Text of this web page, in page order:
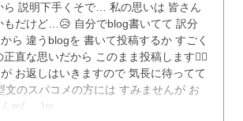
説明下手くそで… 私の思いは 皆さん
もだけど…😥 自分でblog書いてて 訳分
ら 違うblogを 書いて投稿するか すごく
直な思いだから このまま投稿します🙇‍♀️
お返しはいきますので 気長に待ってて
文のスパコメの方には すみませんが お
m(_ _)m